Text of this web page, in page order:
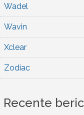
Wadel
Wavin
Xclear
Zodiac
Recente